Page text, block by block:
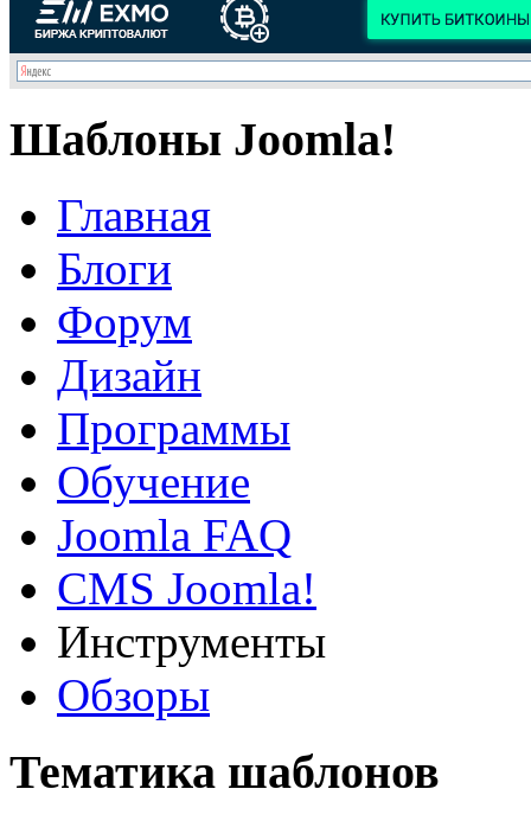
Шаблоны Joomla!
Главная
Блоги
Форум
Дизайн
Программы
Обучение
Joomla FAQ
CMS Joomla!
Инструменты
Обзоры
Тематика шаблонов